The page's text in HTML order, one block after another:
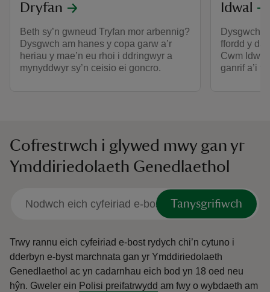
Dryfan
Beth sy’n gwneud Tryfan mor arbennig?
Dysgwch am hanes y copa garw a’r
heriau y mae’n eu rhoi i ddringwyr a
mynyddwyr sy’n ceisio ei goncro.
Idwal
Dysgwch
ffordd y
Cwm Idwal
ganrif a’i
Cofrestrwch i glywed mwy gan yr
Ymddiriedolaeth Genedlaethol
Tanysgrifiwch
Trwy rannu eich cyfeiriad e-bost rydych chi’n cytuno i
dderbyn e-byst marchnata gan yr Ymddiriedolaeth
Genedlaethol ac yn cadarnhau eich bod yn 18 oed neu
hŷn. Gweler ein Polisi preifatrwydd am fwy o wybdaeth am